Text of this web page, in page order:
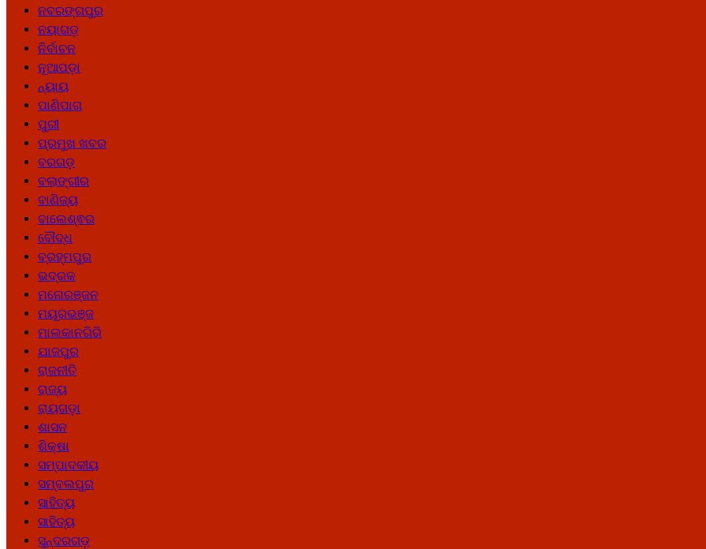
ନବରଙ୍ଗପୁର
ନୟାଗଡ଼
ନିର୍ବାଚନ
ନୂଆପଡ଼ା
ନ୍ୟାୟ
ପାଣିପାଗ
ପୁରୀ
ପ୍ରମୁଖ ଖବର
ବରଗଡ଼
ବଲାଙ୍ଗୀର
ବାଣିଜ୍ୟ
ବାଲେଶ୍ଵର
ବୌଦ୍ଧ
ବ୍ରହ୍ମପୁର
ଭଦ୍ରକ
ମନୋରଞ୍ଜନ
ମୟୂରଭଞ୍ଜ
ମାଲକାନଗିରି
ଯାଜପୁର
ରାଜନୀତି
ରାଜ୍ୟ
ରାୟଗଡ଼ା
ଶାସନ
ଶିକ୍ଷା
ସମ୍ପାଦକୀୟ
ସମ୍ବଲପୁର
ସାହିତ୍ୟ
ସାହିତ୍ୟ
ସୁନ୍ଦରଗଡ଼